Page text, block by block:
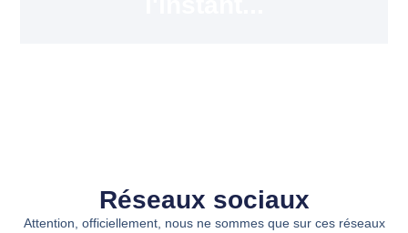
Réseaux sociaux
Attention, officiellement, nous ne sommes que sur ces réseaux